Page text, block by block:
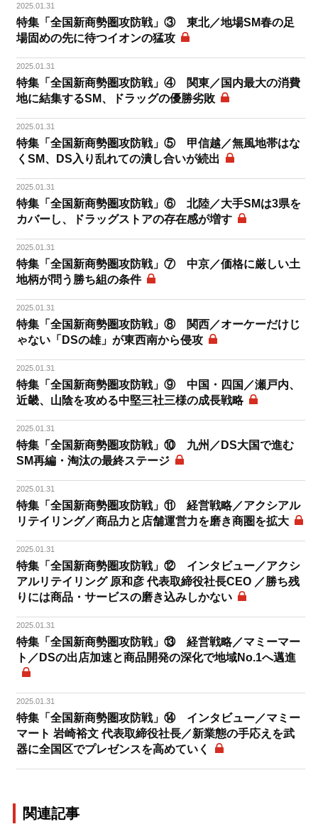
2025.01.31
特集「全国新商勢圏攻防戦」③ 東北／地場SM春の足
場固めの先に待つイオンの猛攻
2025.01.31
特集「全国新商勢圏攻防戦」④ 関東／国内最大の消費
地に結集するSM、ドラッグの優勝劣敗
2025.01.31
特集「全国新商勢圏攻防戦」⑤ 甲信越／無風地帯はな
くSM、DS入り乱れての潰し合いが続出
2025.01.31
特集「全国新商勢圏攻防戦」⑥ 北陸／大手SMは3県を
カバーし、ドラッグストアの存在感が増す
2025.01.31
特集「全国新商勢圏攻防戦」⑦ 中京／価格に厳しい土
地柄が問う勝ち組の条件
2025.01.31
特集「全国新商勢圏攻防戦」⑧ 関西／オーケーだけじ
ゃない「DSの雄」が東西南から侵攻
2025.01.31
特集「全国新商勢圏攻防戦」⑨ 中国・四国／瀬戸内、
近畿、山陰を攻める中堅三社三様の成長戦略
2025.01.31
特集「全国新商勢圏攻防戦」⑩ 九州／DS大国で進む
SM再編・淘汰の最終ステージ
2025.01.31
特集「全国新商勢圏攻防戦」⑪ 経営戦略／アクシアル
リテイリング／商品力と店舗運営力を磨き商圏を拡大
2025.01.31
特集「全国新商勢圏攻防戦」⑫ インタビュー／アクシ
アルリテイリング 原和彦 代表取締役社長CEO ／勝ち残
りには商品・サービスの磨き込みしかない
2025.01.31
特集「全国新商勢圏攻防戦」⑬ 経営戦略／マミーマー
ト／DSの出店加速と商品開発の深化で地域No.1へ邁進
2025.01.31
特集「全国新商勢圏攻防戦」⑭ インタビュー／マミー
マート 岩崎裕文 代表取締役社長／新業態の手応えを武
器に全国区でプレゼンスを高めていく
関連記事